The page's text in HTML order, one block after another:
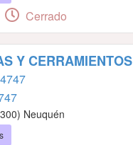
Cerrado
Y CERRAMIENTOS
Neuquén